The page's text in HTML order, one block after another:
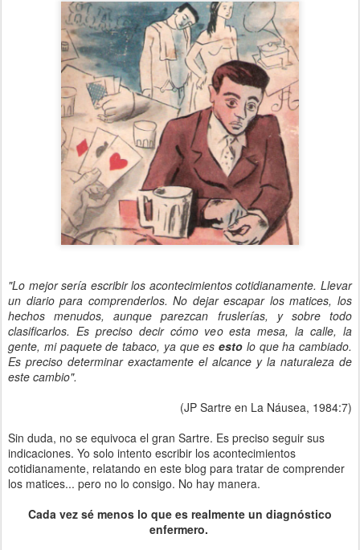
"Lo mejor sería escribir los acontecimientos cotidianamente. Llevar
un diario para comprenderlos. No dejar escapar los matices, los
hechos menudos, aunque parezcan fruslerías, y sobre todo
clasificarlos. Es preciso decir cómo veo esta mesa, la calle, la
gente, mi paquete de tabaco, ya que es esto lo que ha cambiado.
Es preciso determinar exactamente el alcance y la naturaleza de
este cambio".
(JP Sartre en La Náusea, 1984:7)
Sin duda, no se equivoca el gran Sartre. Es preciso seguir sus
indicaciones. Yo solo intento escribir los acontecimientos
cotidianamente, relatando en este blog para tratar de comprender
los matices... pero no lo consigo. No hay manera.
Cada vez sé menos lo que es realmente un diagnóstico
enfermero.